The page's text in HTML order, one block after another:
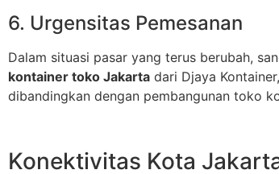
6. Urgensitas Pemesanan
Dalam situasi pasar yang terus berubah,
kontainer toko Jakarta dari Djaya
dibandingkan dengan pembangunan toko
Konektivitas Kota